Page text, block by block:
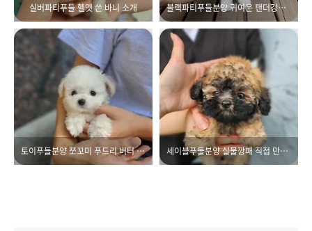
실버파티푸들 헬멧 쓴 바니 소개 블랙파티푸들분양 귀여운 팬더강아지
토이푸들분양 쪼꼬미 푸드리 버터 소개 세이블푸들분양 실물깡패 직접 만나보세용